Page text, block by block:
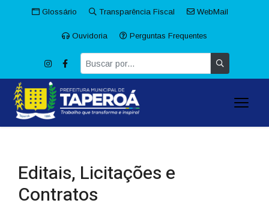
Glossário Transparência Fiscal WebMail
Ouvidoria Perguntas Frequentes
Editais, Licitações e
Contratos